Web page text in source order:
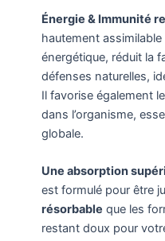
Énergie & Immunité
hautement
énergétique, réduit la
défenses naturelles,
Il favorise également
dans l’organisme,
globale.
Une absorption
est formulé pour être
résorbable que les
restant doux pour